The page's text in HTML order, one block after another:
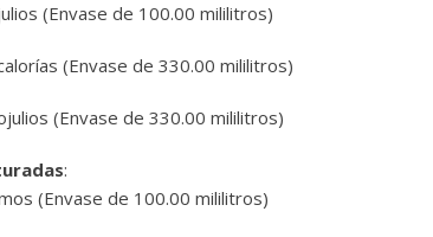
(Envase de 100.00 mililitros)
(Envase de 330.00 mililitros)
(Envase de 330.00 mililitros)
:
(Envase de 100.00 mililitros)